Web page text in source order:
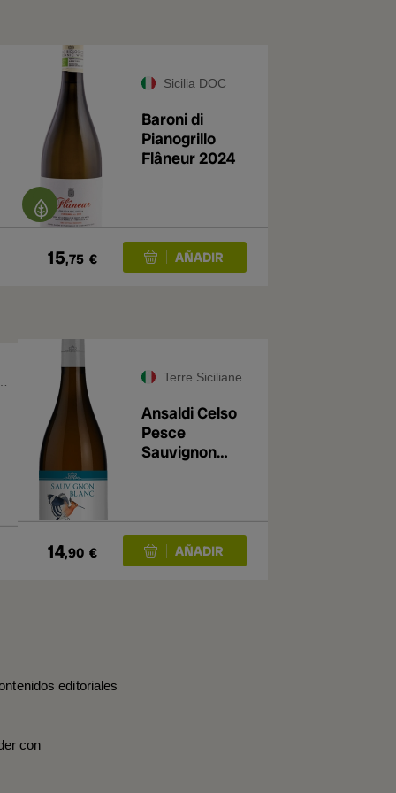
Sicilia DOC
Baroni di
Pianogrillo
Flâneur 2024
15,75 €
Terre Siciliane IGT
Ansaldi Celso
Pesce
Sauvignon
14,90 €
editoriales
con